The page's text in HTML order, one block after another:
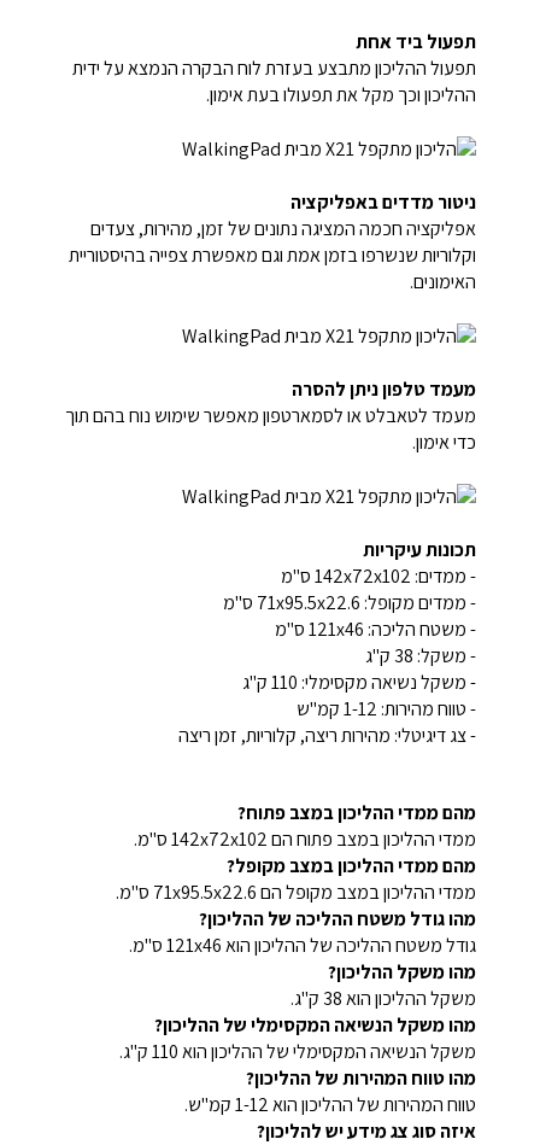
תפעול ביד אחת
תפעול ההליכון מתבצע בעזרת לוח הבקרה הנמצא על ידית
ההליכון וכך מקל את תפעולו בעת אימון.
ניטור מדדים באפליקציה
אפליקציה חכמה המציגה נתונים של זמן, מהירות, צעדים
וקלוריות שנשרפו בזמן אמת וגם מאפשרת צפייה בהיסטוריית
האימונים.
מעמד טלפון ניתן להסרה
מעמד לטאבלט או לסמארטפון מאפשר שימוש נוח בהם תוך
כדי אימון.
תכונות עיקריות
- ממדים: 142x72x102 ס"מ
- ממדים מקופל: 71x95.5x22.6 ס"מ
- משטח הליכה: 121x46
ס"מ
- משקל: 38 ק"ג
- משקל נשיאה מקסימלי: 110 ק"ג
- טווח מהירות: 1-12 קמ"ש
- צג דיגיטלי: מהירות ריצה, קלוריות, זמן ריצה
מהם ממדי ההליכון במצב פתוח?
ממדי ההליכון במצב פתוח הם 142x72x102 ס"מ.
מהם ממדי ההליכון במצב מקופל?
ממדי ההליכון במצב מקופל הם 71x95.5x22.6 ס"מ.
מהו גודל משטח ההליכה של ההליכון?
גודל משטח ההליכה של ההליכון הוא 121x46 ס"מ.
מהו משקל ההליכון?
משקל ההליכון הוא 38 ק"ג.
מהו משקל הנשיאה המקסימלי של ההליכון?
משקל הנשיאה המקסימלי של ההליכון הוא 110 ק"ג.
מהו טווח המהירות של ההליכון?
טווח המהירות של ההליכון הוא 1-12 קמ"ש.
איזה סוג צג מידע יש להליכון?